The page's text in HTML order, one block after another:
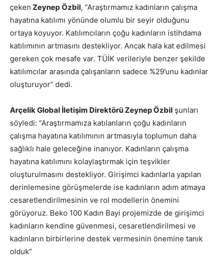
çeken Zeynep Özbil, “Araştırmamız kadınların çalışma
hayatına katılımı yönünde olumlu bir seyir olduğunu
ortaya koyuyor. Katılımcıların çoğu kadınların istihdama
katılımının artmasını destekliyor. Ancak hala kat edilmesi
gereken çok mesafe var. TÜİK verileriyle benzer şekilde
katılımcılar arasında çalışanların sadece %29’unu kadınlar
oluşturuyor” dedi.
Arçelik Global İletişim Direktörü Zeynep Özbil şunları
söyledi: “Araştırmamıza katılanların çoğu kadınların
çalışma hayatına katılımının artmasıyla toplumun daha
sağlıklı hale geleceğine inanıyor. Kadınların çalışma
hayatına katılımını kolaylaştırmak için teşvikler
oluşturulmasını destekliyor. Girişimci kadınlarla yapılan
derinlemesine görüşmelerde ise kadınların adım atmaya
cesaretlendirilmesinin ve rol modellerin önemini
görüyoruz. Beko 100 Kadın Bayi projemizde de girişimci
kadınların kendine güvenmesi, cesaretlendirilmesi ve
kadınların birbirlerine destek vermesinin önemine tanık
olduk”